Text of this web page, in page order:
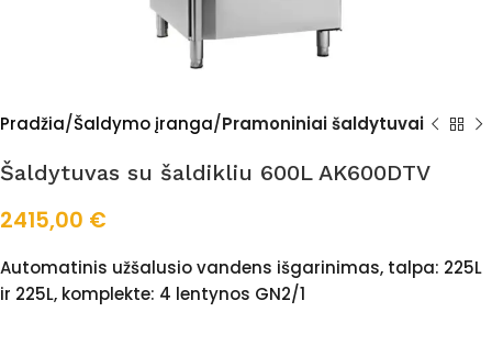
Pradžia Šaldymo įranga Pramoniniai šaldytuvai
Šaldytuvas su šaldikliu 600L AK600DTV
2415,00 €
Automatinis užšalusio vandens išgarinimas, talpa: 225L
ir 225L, komplekte: 4 lentynos GN2/1